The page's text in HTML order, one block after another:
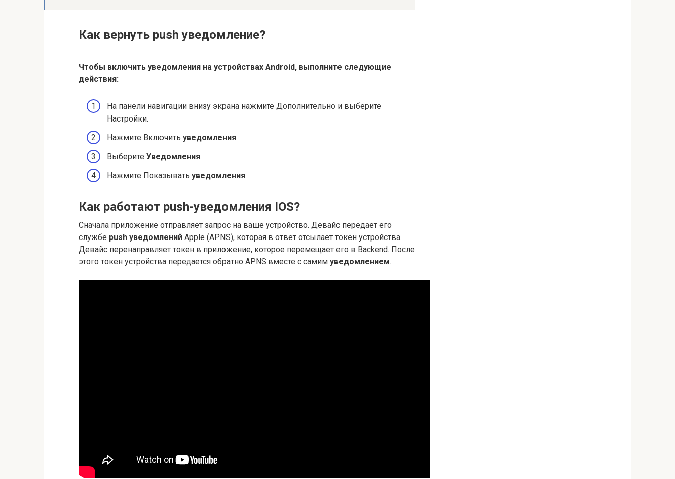
Как вернуть push уведомление?
Чтобы включить уведомления на устройствах Android, выполните следующие
действия:
На панели навигации внизу экрана нажмите Дополнительно и выберите
Настройки.
Нажмите Включить уведомления.
Выберите Уведомления.
Нажмите Показывать уведомления.
Как работают push-уведомления IOS?
Сначала приложение отправляет запрос на ваше устройство. Девайс передает его
службе push уведомлений Apple (APNS), которая в ответ отсылает токен устройства.
Девайс перенаправляет токен в приложение, которое перемещает его в Backend. После
этого токен устройства передается обратно APNS вместе с самим уведомлением.